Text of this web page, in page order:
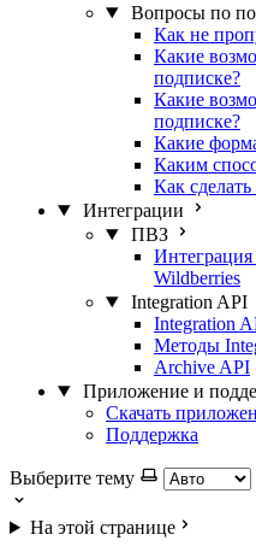
Вопросы по
Как не
Какие
подписке?
Какие
подписке?
Какие
Каким
Как сделать
Интеграции
ПВЗ
Wildberries
Integration API
Integration
Методы
Archive API
Приложение и
Скачать
Поддержка
Выберите тему
На этой странице